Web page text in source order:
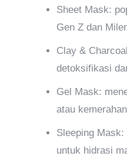
Sheet Mask:
Gen Z dan
Clay &
detoksifikasi
Gel Mask:
atau kemerahan
Sleeping
untuk hidrasi